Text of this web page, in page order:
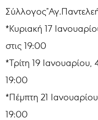
*Κυριακή 17
στις 19:00
*Τρίτη 19 Ιανουαρίου,
19:00
*Πέμπτη 21
19:00